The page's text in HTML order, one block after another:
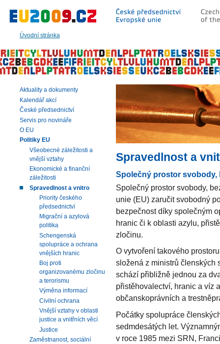
Úvodní stránka
hlavní
|
navigaci
|
vyhledávání
Spravedlnost a
Společný prostor svobody,
Společný prostor svobody,
unie (EU) zaručit svobodný
bezpečnost díky společným
hranic či k oblasti azylu,
zločinu.
O vytvoření takového
složená z ministrů členských
schází přibližně jednou za
přistěhovalectví, hranic a víz
občanskoprávních a
Počátky spolupráce
sedmdesátých let.
v roce 1985 mezi SRN,
Aktuality a dokumenty
Kalendář akcí
České předsednictví
Servis pro novináře
O EU
Politiky EU
Všeobecné záležitosti a
vnější vztahy
Ekonomické a finanční
záležitosti
Spravedlnost a vnitro
Priority českého
předsednictví
Migrační a azylová
politika
Schengenská
spolupráce a ochrana
vnějších hranic
Boj proti
organizovanému zločinu
a terorismu
Výměna informací
Civilní ochrana
Vnější vztahy v oblasti
justice a vnitřních věcí
Justice
Zaměstnanost, sociální